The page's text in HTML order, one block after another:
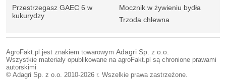
Przestrzegasz GAEC 6 w
kukurydzy
Mocznik w żywieniu bydła
Trzoda chlewna
AgroFakt.pl jest znakiem towarowym Adagri Sp. z o.o.
Wszystkie materiały opublikowane na agroFakt.pl są chronione prawami
autorskimi
© Adagri Sp. z o.o. 2010-2026 r. Wszelkie prawa zastrzeżone.